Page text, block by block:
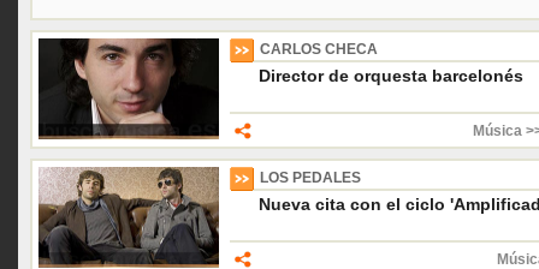
CARLOS CHECA
Director de orquesta barcelonés
Música
LOS PEDALES
Nueva cita con el ciclo